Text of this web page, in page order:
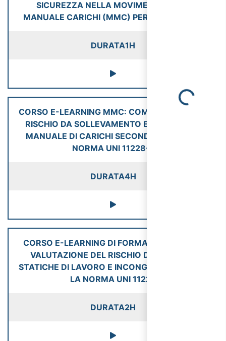
SICUREZZA NELLA MOVIMENTAZIONE
MANUALE CARICHI (MMC) PER LAVORATORI
DURATA1H
CORSO E-LEARNING MMC: COME VALUTARE IL
RISCHIO DA SOLLEVAMENTO E TRASPORTO
MANUALE DI CARICHI SECONDO LA NUOVA
NORMA UNI 11228-1
DURATA4H
CORSO E-LEARNING DI FORMAZIONE PER LA
VALUTAZIONE DEL RISCHIO DA POSTURE
STATICHE DI LAVORO E INCONGRUE SECONDO
LA NORMA UNI 11226
DURATA2H
Loading...